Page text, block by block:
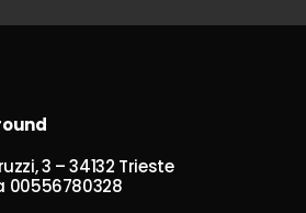
3 – 34132 Trieste
00556780328